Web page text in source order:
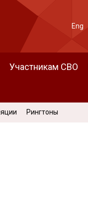
Участникам СВО
Eng
Рингтоны